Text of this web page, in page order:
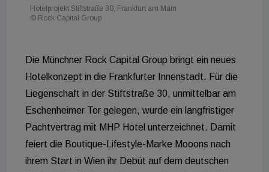
Hotelprojekt Stiftstraße 30, Frankfurt am Main
© Rock Capital Group
Die Münchner Rock Capital Group bringt ein neues
Hotelkonzept in die Frankfurter Innenstadt. Für die
Liegenschaft in der Stiftstraße 30, unmittelbar am
Eschenheimer Tor gelegen, wurde ein langfristiger
Pachtvertrag mit MHP Hotel unterzeichnet. Damit
feiert die Boutique-Lifestyle-Marke Mooons nach
ihrem Start in Wien ihr Debüt auf dem deutschen